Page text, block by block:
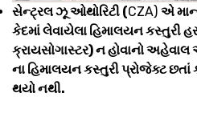
સેન્ટ્રલ ઝૂ ઓથોરિટી (CZA) એ
કેદમાં લેવાયેલા હિમાલયન કસ્તુરી
ક્રાયસોગાસ્ટર) ન હોવાનો
ના હિમાલયન કસ્તુરી પ્રોજેક્ટ છતાં
થયો નથી.